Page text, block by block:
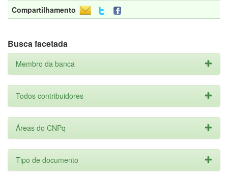
Compartilhamento
Busca facetada
Membro da banca
Todos contribuidores
Áreas do CNPq
Tipo de documento